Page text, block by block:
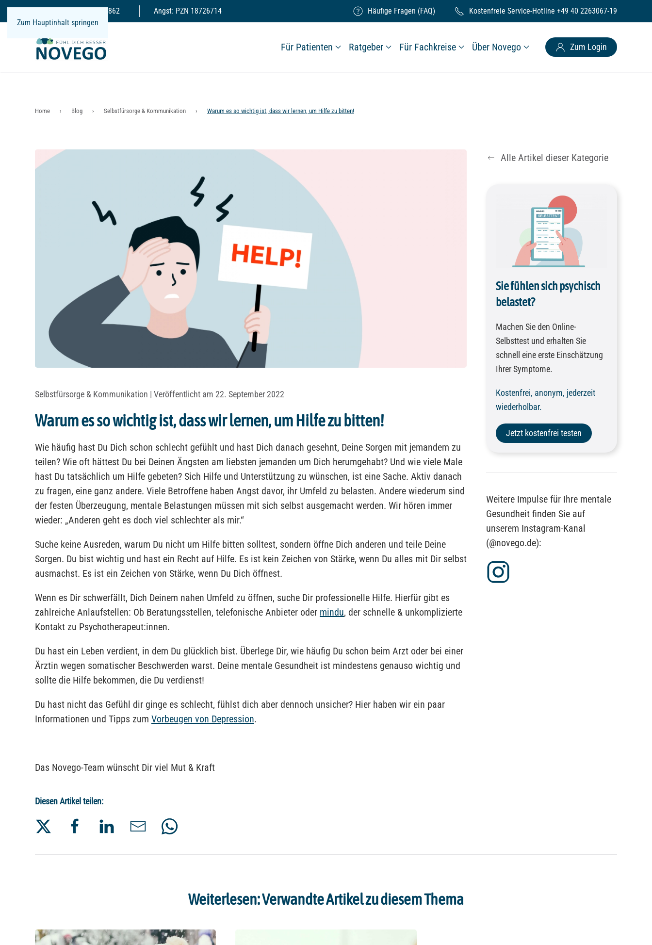
Zum Hauptinhalt springen
Depression: PZN 17865862 Angst: PZN 18726714 Häufige Fragen (FAQ) Kostenfreie Service-Hotline +49 40 2263067-19
Für Patienten Ratgeber Für Fachkreise Über Novego Zum Login
Home Blog Selbstfürsorge & Kommunikation Warum es so wichtig ist, dass wir lernen, um Hilfe zu bitten!
Selbstfürsorge & Kommunikation | Veröffentlicht am 22. September 2022
Warum es so wichtig ist, dass wir lernen, um Hilfe zu bitten!
Wie häufig hast Du Dich schon schlecht gefühlt und hast Dich danach gesehnt, Deine Sorgen mit jemandem zu
teilen? Wie oft hättest Du bei Deinen Ängsten am liebsten jemanden um Dich herumgehabt? Und wie viele Male
hast Du tatsächlich um Hilfe gebeten? Sich Hilfe und Unterstützung zu wünschen, ist eine Sache. Aktiv danach
zu fragen, eine ganz andere. Viele Betroffene haben Angst davor, ihr Umfeld zu belasten. Andere wiederum sind
der festen Überzeugung, mentale Belastungen müssen mit sich selbst ausgemacht werden. Wir hören immer
wieder: „Anderen geht es doch viel schlechter als mir.“
Suche keine Ausreden, warum Du nicht um Hilfe bitten solltest, sondern öffne Dich anderen und teile Deine
Sorgen. Du bist wichtig und hast ein Recht auf Hilfe. Es ist kein Zeichen von Stärke, wenn Du alles mit Dir selbst
ausmachst. Es ist ein Zeichen von Stärke, wenn Du Dich öffnest.
Wenn es Dir schwerfällt, Dich Deinem nahen Umfeld zu öffnen, suche Dir professionelle Hilfe. Hierfür gibt es
zahlreiche Anlaufstellen: Ob Beratungsstellen, telefonische Anbieter oder mindu, der schnelle & unkomplizierte
Kontakt zu Psychotherapeut:innen.
Du hast ein Leben verdient, in dem Du glücklich bist. Überlege Dir, wie häufig Du schon beim Arzt oder bei einer
Ärztin wegen somatischer Beschwerden warst. Deine mentale Gesundheit ist mindestens genauso wichtig und
sollte die Hilfe bekommen, die Du verdienst!
Du hast nicht das Gefühl dir ginge es schlecht, fühlst dich aber dennoch unsicher? Hier haben wir ein paar
Informationen und Tipps zum Vorbeugen von Depression.
Das Novego-Team wünscht Dir viel Mut & Kraft
Diesen Artikel teilen:
Alle Artikel dieser Kategorie
Sie fühlen sich psychisch
belastet?
Machen Sie den Online-
Selbsttest und erhalten Sie
schnell eine erste Einschätzung
Ihrer Symptome.
Kostenfrei, anonym, jederzeit
wiederholbar.
Jetzt kostenfrei testen
Weitere Impulse für Ihre mentale
Gesundheit finden Sie auf
unserem Instagram-Kanal
(@novego.de):
Weiterlesen: Verwandte Artikel zu diesem Thema